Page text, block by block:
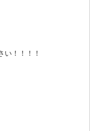
！！！！